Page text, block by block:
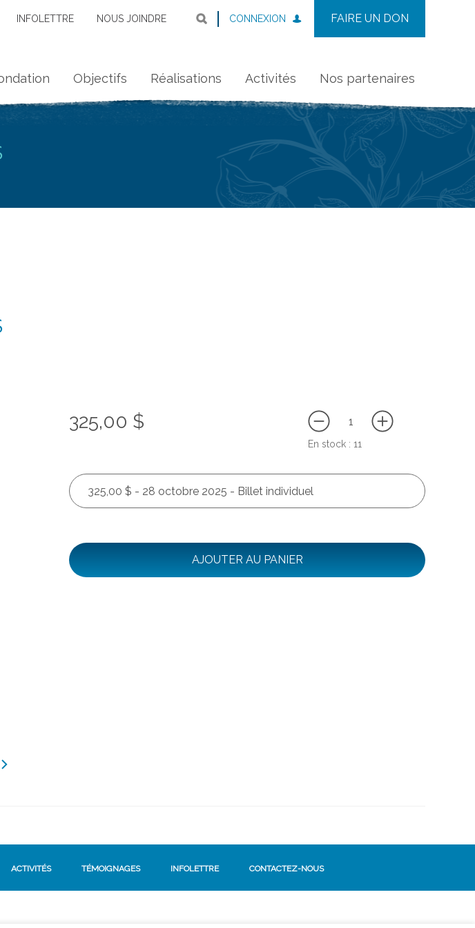
INFOLETTRE NOUS JOINDRE CONNEXION FAIRE UN DON
Objectifs Réalisations Activités Nos partenaires
325,00 $
En stock : 11
325,00 $ - 28 octobre 2025 - Billet individuel
AJOUTER AU PANIER
ACTIVITÉS TÉMOIGNAGES INFOLETTRE CONTACTEZ-NOUS